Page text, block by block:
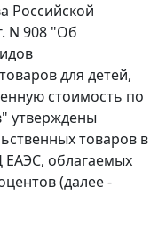
Российской
N 908 "Об
для детей,
стоимость по
утверждены
товаров в
ЕАЭС, облагаемых
(далее -